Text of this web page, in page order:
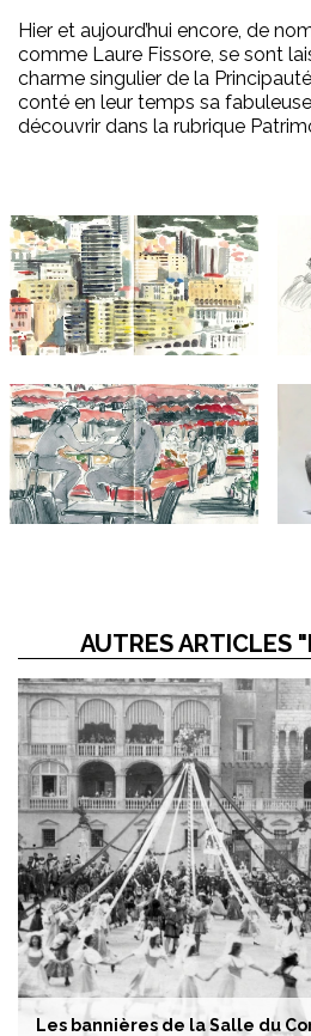
Hier et aujourd’hui encore, de
comme Laure Fissore, se sont
charme singulier de la
conté en leur temps sa
découvrir dans la rubrique
AUTRES ARTICLES
Les bannières de la Salle du